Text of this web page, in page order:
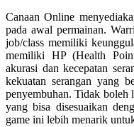
Canaan Online
pada awal permainan.
job/class memiliki
memiliki HP (Health
akurasi dan kecepatan
kekuatan serangan yang
penyembuhan. Tidak boleh
yang bisa disesuaikan
game ini lebih menarik